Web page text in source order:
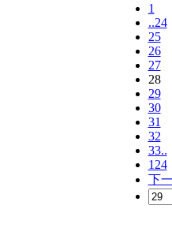
1
..24
25
26
27
28
29
30
31
32
33..
124
下